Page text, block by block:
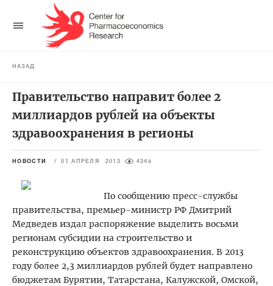
НАЗАД
Правительство направит более 2
миллиардов рублей на объекты
здравоохранения в регионы
НОВОСТИ / 01 АПРЕЛЯ 2013 4348
По сообщению пресс-службы
правительства, премьер-министр РФ Дмитрий
Медведев издал распоряжение выделить восьми
регионам субсидии на строительство и
реконструкцию объектов здравоохранения. В 2013
году более 2,3 миллиардов рублей будет направлено
бюджетам Бурятии, Татарстана, Калужской, Омской,